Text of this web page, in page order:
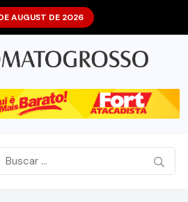
AUGUST DE 2026